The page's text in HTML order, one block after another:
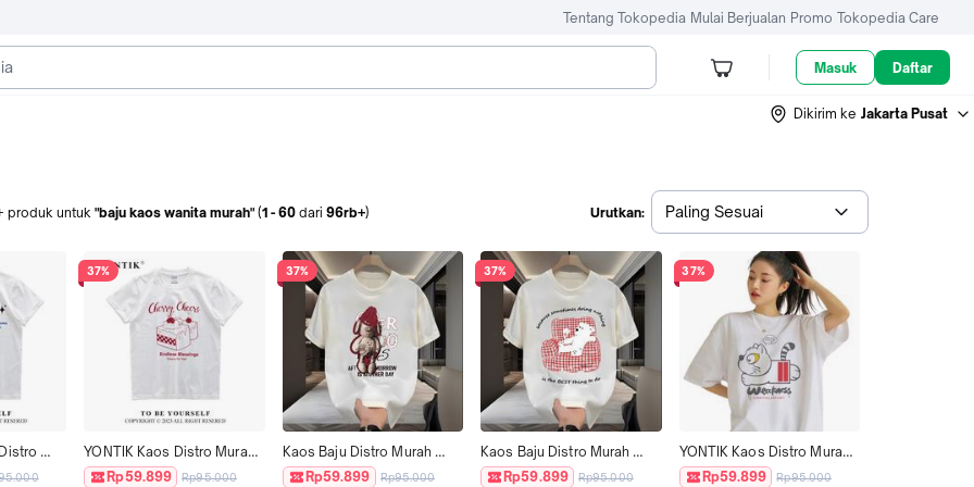
Tentang Tokopedia Mulai Berjualan Promo Tokopedia Care
Masuk Daftar
Dikirim ke Jakarta Pusat
produk untuk "baju kaos wanita murah" (1 -60 dari 96rb+) Urutkan: Paling Sesuai
37%
YONTIK Kaos Distro Murah
100% Original Murah
Rp59.899 Rp95.000
37%
Kaos Baju Distro Murah
Motif 'PNGS" Original
Rp59.899 Rp95.000
37%
Kaos Baju Distro Murah
Motif "Beruang" Original
Rp59.899 Rp95.000
37%
YONTIK Kaos Distro Murah
100% Original Murah
Rp59.899 Rp95.000